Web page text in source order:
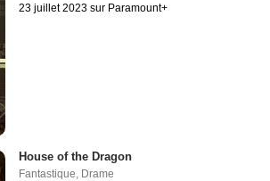
23 juillet 2023 sur Paramount+
House of the Dragon
Fantastique Drame